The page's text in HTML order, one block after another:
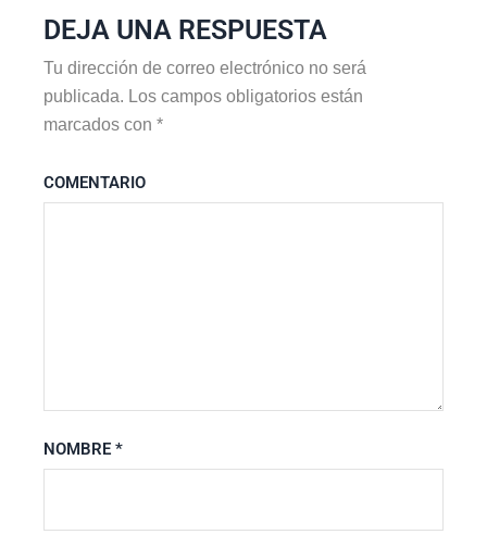
DEJA UNA RESPUESTA
Tu dirección de correo electrónico no será
publicada. Los campos obligatorios están
marcados con*
COMENTARIO
NOMBRE*